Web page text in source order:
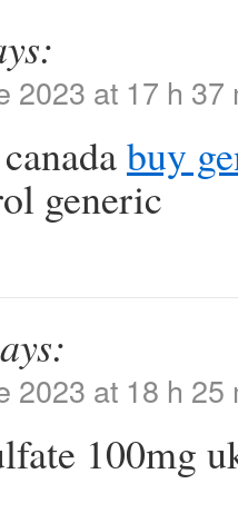
2023 at 17 h 37
buy
generic
2023 at 18 h 25
100mg